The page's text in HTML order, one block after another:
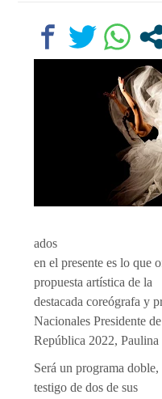
ados
en el presente es lo que
propuesta artística de la
destacada coreógrafa y
Nacionales Presidente
República 2022,
Será un programa
testigo de dos de sus